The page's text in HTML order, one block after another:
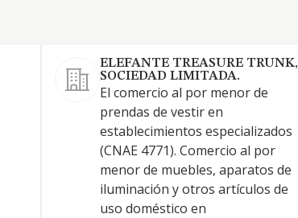
ELEFANTE TREASURE TRUNK,
SOCIEDAD LIMITADA.
El comercio al por menor de
prendas de vestir en
establecimientos especializados
(CNAE 4771). Comercio al por
menor de muebles, aparatos de
iluminación y otros artículos de
uso doméstico en